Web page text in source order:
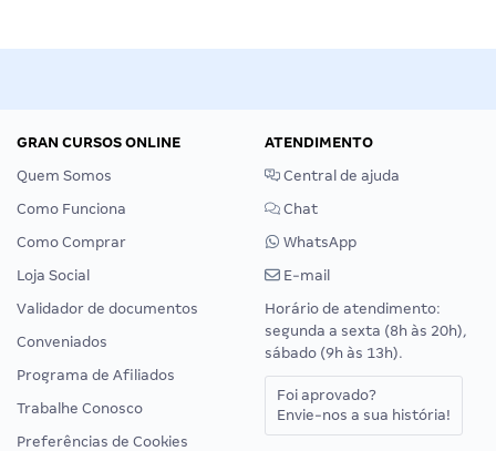
GRAN CURSOS ONLINE
Quem Somos
Como Funciona
Como Comprar
Loja Social
Validador de documentos
Conveniados
Programa de Afiliados
Trabalhe Conosco
Preferências de Cookies
ATENDIMENTO
Central de ajuda
Chat
WhatsApp
E-mail
Horário de atendimento:
segunda a sexta (8h às 20h),
sábado (9h às 13h).
Foi aprovado?
Envie-nos a sua história!